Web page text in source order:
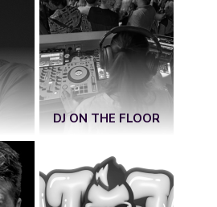
DJ ON THE FLOOR